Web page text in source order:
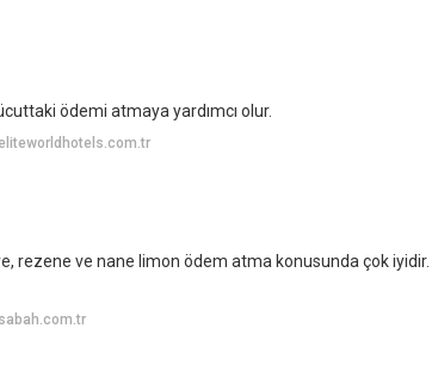
ödemi atmaya yardımcı olur.
eliteworldhotels.com.tr
rezene ve nane limon ödem atma konusunda çok iyidir.